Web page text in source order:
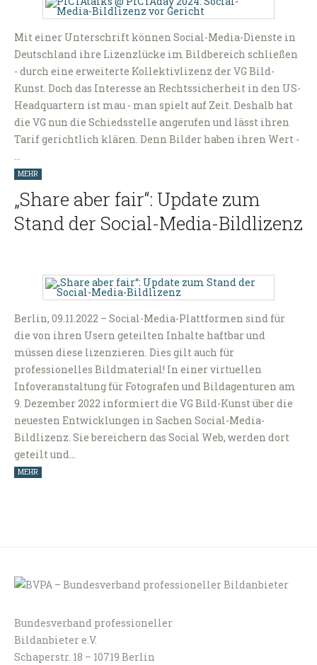
Mit einer Unterschrift können Social-Media-Dienste in
Deutschland ihre Lizenzlücke im Bildbereich schließen
- durch eine erweiterte Kollektivlizenz der VG Bild-
Kunst. Doch das Interesse an Rechtssicherheit in den US-
Headquartern ist mau - man spielt auf Zeit. Deshalb hat
die VG nun die Schiedsstelle angerufen und lässt ihren
Tarif gerichtlich klären. Denn Bilder haben ihren Wert -
MEHR
„Share aber fair“: Update zum
Stand der Social-Media-Bildlizenz
Berlin, 09.11.2022 – Social-Media-Plattformen sind für
die von ihren Usern geteilten Inhalte haftbar und
müssen diese lizenzieren. Dies gilt auch für
professionelles Bildmaterial! In einer virtuellen
Infoveranstaltung für Fotografen und Bildagenturen am
9. Dezember 2022 informiert die VG Bild-Kunst über die
neuesten Entwicklungen in Sachen Social-Media-
Bildlizenz. Sie bereichern das Social Web, werden dort
geteilt und…
MEHR
Bundesverband professioneller
Bildanbieter e.V.
Schaperstr. 18 – 10719 Berlin